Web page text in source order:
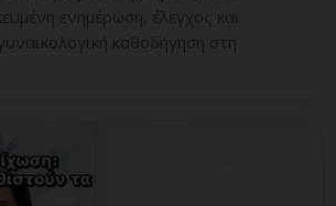
ενημέρωση, έλεγχος και
καθοδήγηση στη